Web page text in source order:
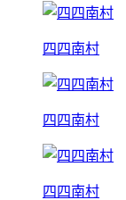
四四南村
四四南村
四四南村